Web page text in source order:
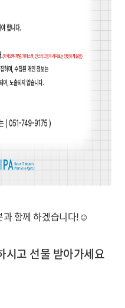
과 함께 하겠습니다!☺️
시고 선물 받아가세요